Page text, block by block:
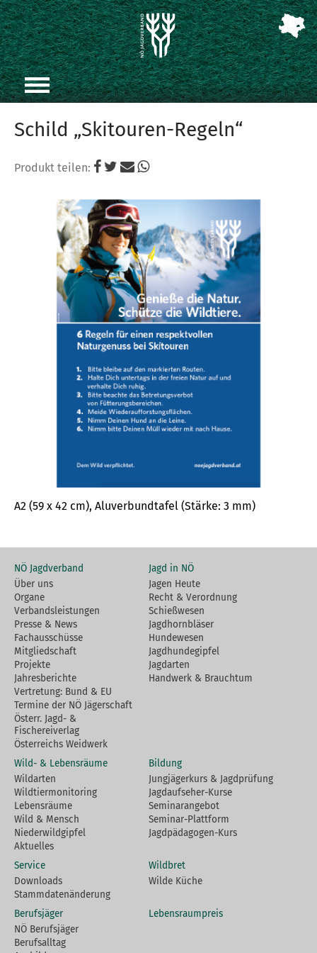
Schild „Skitouren-Regeln“
Produkt teilen:
A2 (59 x 42 cm), Aluverbundtafel (Stärke: 3 mm)
NÖ Jagdverband
Über uns
Organe
Verbandsleistungen
Presse & News
Fachausschüsse
Mitgliedschaft
Projekte
Jahresberichte
Vertretung: Bund & EU
Termine der NÖ Jägerschaft
Österr. Jagd- &
Fischereiverlag
Österreichs Weidwerk
Jagd in NÖ
Jagen Heute
Recht & Verordnung
Schießwesen
Jagdhornbläser
Hundewesen
Jagdhundegipfel
Jagdarten
Handwerk & Brauchtum
Wild- & Lebensräume
Wildarten
Wildtiermonitoring
Lebensräume
Wild & Mensch
Niederwildgipfel
Aktuelles
Bildung
Jungjägerkurs & Jagdprüfung
Jagdaufseher-Kurse
Seminarangebot
Seminar-Plattform
Jagdpädagogen-Kurs
Service
Downloads
Stammdatenänderung
Wildbret
Wilde Küche
Berufsjäger
NÖ Berufsjäger
Berufsalltag
Lebensraumpreis